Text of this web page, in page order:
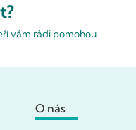
vám rádi pomohou.
O nás